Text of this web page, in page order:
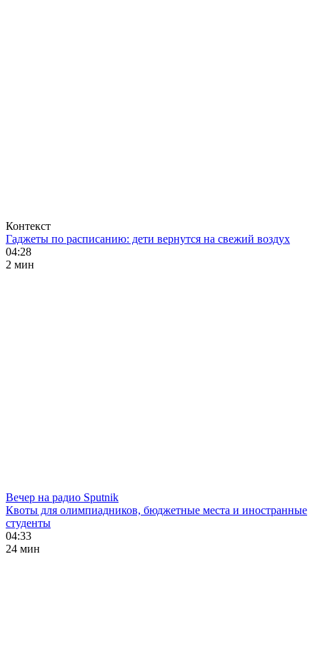
Контекст
Гаджеты по расписанию: дети вернутся на свежий воздух
04:28
2 мин
Вечер на радио Sputnik
Квоты для олимпиадников, бюджетные места и иностранные
студенты
04:33
24 мин